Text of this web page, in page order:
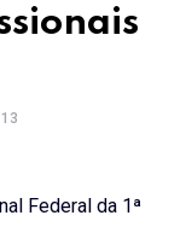
Federal da 1ª